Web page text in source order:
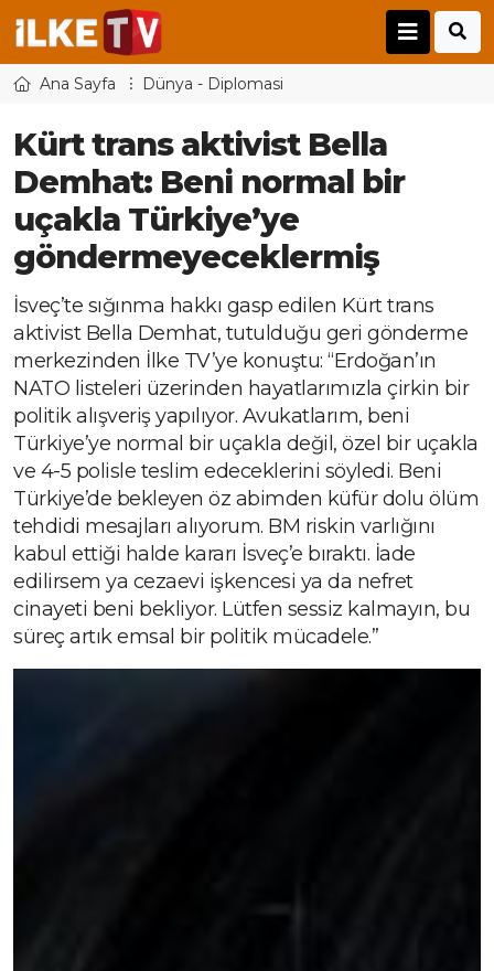
Ana Sayfa Dünya - Diplomasi
Kürt trans aktivist Bella
Demhat: Beni normal bir
uçakla Türkiye’ye
göndermeyeceklermiş
İsveç’te sığınma hakkı gasp edilen Kürt trans
aktivist Bella Demhat, tutulduğu geri gönderme
merkezinden İlke TV’ye konuştu: “Erdoğan’ın
NATO listeleri üzerinden hayatlarımızla çirkin bir
politik alışveriş yapılıyor. Avukatlarım, beni
Türkiye’ye normal bir uçakla değil, özel bir uçakla
ve 4-5 polisle teslim edeceklerini söyledi. Beni
Türkiye’de bekleyen öz abimden küfür dolu ölüm
tehdidi mesajları alıyorum. BM riskin varlığını
kabul ettiği halde kararı İsveç’e bıraktı. İade
edilirsem ya cezaevi işkencesi ya da nefret
cinayeti beni bekliyor. Lütfen sessiz kalmayın, bu
süreç artık emsal bir politik mücadele.”